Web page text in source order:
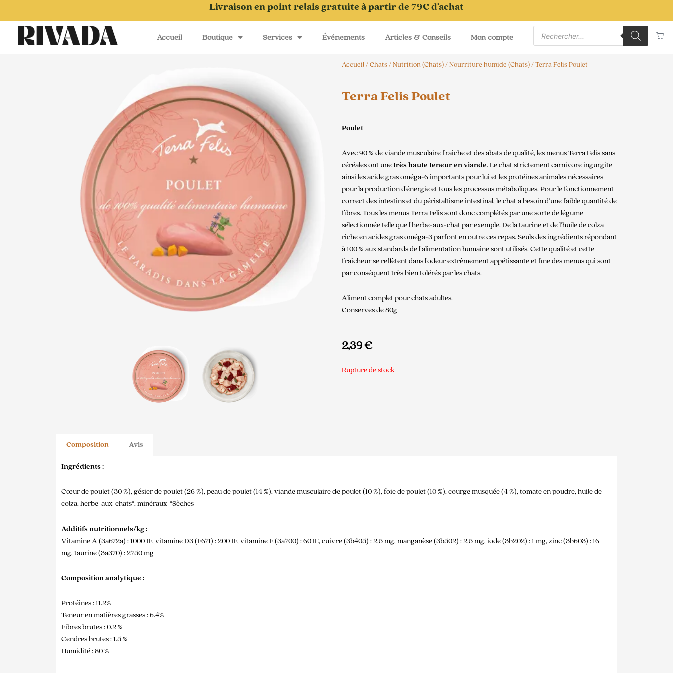
contenu
Livraison en point relais gratuite à partir de 79€ d'achat
Accueil Boutique Services Événements Articles & Conseils Mon compte
Recherche
produits
Accueil/Chats/Nutrition (Chats)/Nourriture humide (Chats)/ Terra Felis Poulet
Terra Felis Poulet
Poulet
Avec 90 % de viande musculaire fraîche et des abats de qualité, les menus Terra Felis sans
céréales ont unetrès haute teneur en viande. Le chat strictement carnivore ingurgite
ainsi les acide gras oméga-6 importants pour lui et les protéines animales nécessaires
pour la production d’énergie et tous les processus métaboliques. Pour le fonctionnement
correct des intestins et du péristaltisme intestinal, le chat a besoin d’une faible quantité de
fibres. Tous les menus Terra Felis sont donc complétés par une sorte de légume
sélectionnée telle que l’herbe-aux-chat par exemple. De la taurine et de l’huile de colza
riche en acides gras oméga-3 parfont en outre ces repas. Seuls des ingrédients répondant
à 100 % aux standards de l’alimentation humaine sont utilisés. Cette qualité et cette
fraîcheur se reflètent dans l’odeur extrêmement appétissante et fine des menus qui sont
par conséquent très bien tolérés par les chats.
Aliment complet pour chats adultes.
Conserves de 80g
2,39€
Rupture de stock
Composition Avis
Ingrédients :
Cœur de poulet (30 %), gésier de poulet (26 %), peau de poulet (14 %), viande musculaire de poulet (10 %), foie de poulet (10 %), courge musquée (4 %), tomate en poudre, huile de
colza, herbe-aux-chats*, minéraux *Sèches
Additifs nutritionnels/kg :
Vitamine A (3a672a) : 1000 IE, vitamine D3 (E671) : 200 IE, vitamine E (3a700) : 60 IE, cuivre (3b405) : 2,5 mg, manganèse (3b502) : 2,5 mg, iode (3b202) : 1 mg, zinc (3b603) : 16
mg, taurine (3a370) : 2750 mg
Composition analytique :
Protéines : 11.2%
Teneur en matières grasses : 6.4%
Fibres brutes : 0.2 %
Cendres brutes : 1.5 %
Humidité : 80 %